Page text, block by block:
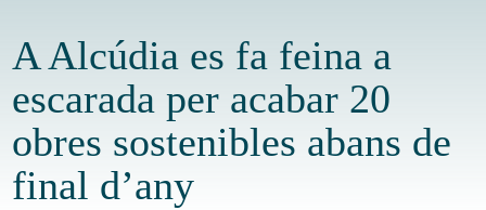
A Alcúdia es fa feina a
escarada per acabar 20
obres sostenibles abans de
final d’any